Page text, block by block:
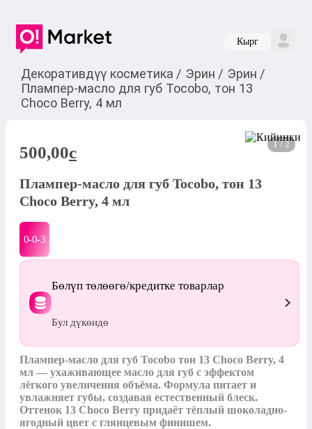
Кырг
Декоративдүү косметика / Эрин / Эрин /
Плампер-масло для губ Tocobo, тон 13
Choco Berry, 4 мл
1 / 2
500,00c
Плампер-масло для губ Tocobo, тон 13
Choco Berry, 4 мл
0-0-3
Бөлүп төлөөгө/кредитке товарлар
Бул дүкөндө
Плампер-масло для губ Tocobo тон 13 Choco Berry, 4
мл — ухаживающее масло для губ с эффектом
лёгкого увеличения объёма. Формула питает и
увлажняет губы, создавая естественный блеск.
Оттенок 13 Choco Berry придаёт тёплый шоколадно-
ягодный цвет с глянцевым финишем.